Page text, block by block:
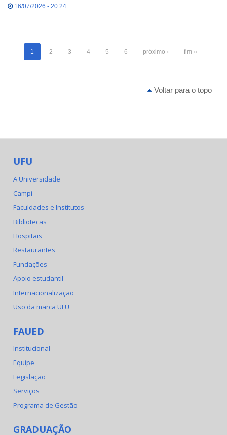
16/07/2026 - 20:24
1 2 3 4 5 6 próximo › fim »
Voltar para o topo
UFU
A Universidade
Campi
Faculdades e Institutos
Bibliotecas
Hospitais
Restaurantes
Fundações
Apoio estudantil
Internacionalização
Uso da marca UFU
FAUED
Institucional
Equipe
Legislação
Serviços
Programa de Gestão
GRADUAÇÃO